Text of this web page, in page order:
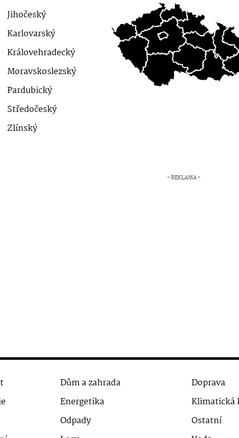
Jihočeský
Karlovarský
Královehradecký
Moravskoslezský
Pardubický
Středočeský
Zlínský
Dům a zahrada Doprava
Energetika Klimatická
Odpady Ostatní